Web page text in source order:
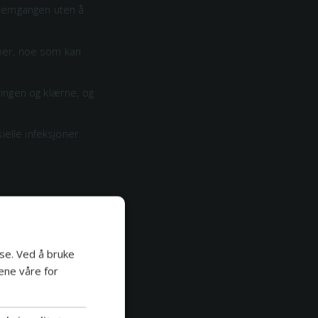
uten å
noe som kan
og klærne, og
infeksjoner.
i
eller buede
Ved å bruke
våre for